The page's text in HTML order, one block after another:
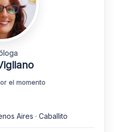
el momento
Aires · Caballito